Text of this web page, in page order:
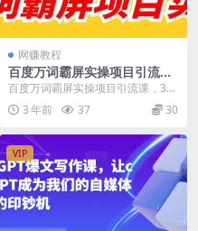
网赚教程
百度万词霸屏实操项目引流
课，30天霸屏10万关键词
百度万词霸屏实操项目引流课，30
天霸屏10万关键词 课程内容 1.站外
霸屏技术的...
3 年前 37 30
VIP